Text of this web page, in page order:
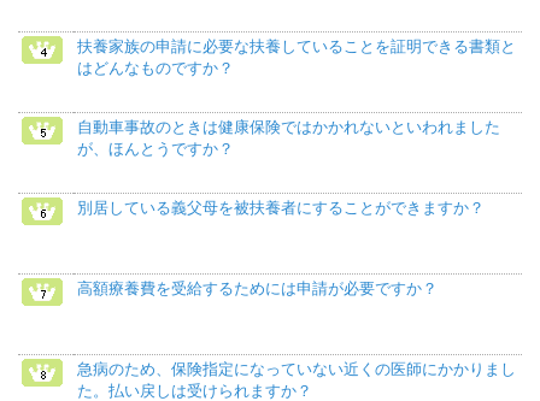
扶養家族の申請に必要な扶養していることを証明できる書類と
はどんなものですか？
自動車事故のときは健康保険ではかかれないといわれました
が、ほんとうですか？
別居している義父母を被扶養者にすることができますか？
高額療養費を受給するためには申請が必要ですか？
急病のため、保険指定になっていない近くの医師にかかりまし
た。払い戻しは受けられますか？